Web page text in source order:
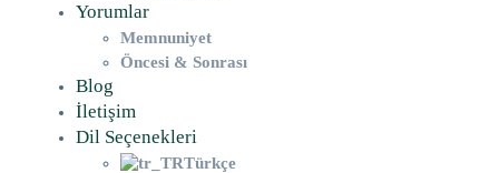
Yorumlar
Memnuniyet
Öncesi & Sonrası
Blog
İletişim
Dil Seçenekleri
Türkçe